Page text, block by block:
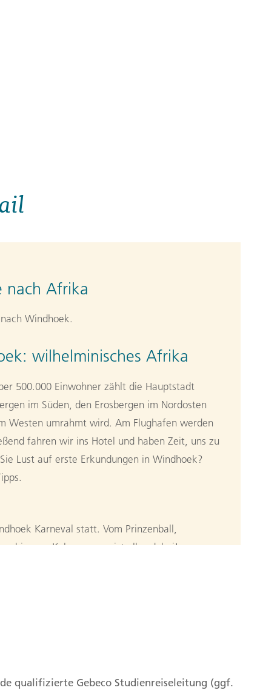
nach Afrika
Windhoek.
wilhelminisches Afrika
500.000 Einwohner zählt die Hauptstadt
im Süden, den Erosbergen im Nordosten
Westen umrahmt wird. Am Flughafen werden
fahren wir ins Hotel und haben Zeit, uns zu
Lust auf erste Erkundungen in Windhoek?
Karneval statt. Vom Prinzenball,
bis zum Kehraus ─ es ist alles dabei!
Als Kontrast dazu der Stadtteil Katutura, in
wie Nähen oder Flechten, damit Sie mit
qualifizierte Gebeco Studienreiseleitung (ggf.